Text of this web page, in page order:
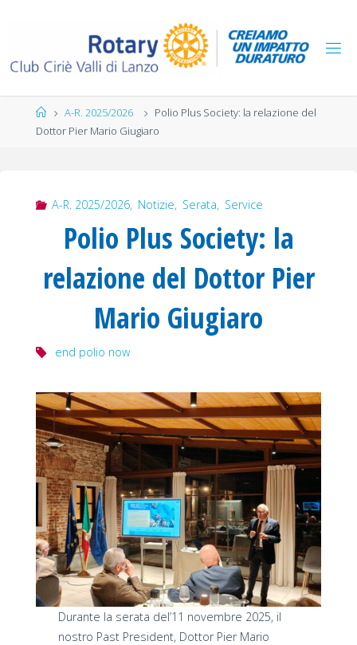
HomeA-R. 2025/2026
Polio Plus Society: la relazione del
Dottor Pier Mario Giugiaro
A-R. 2025/2026, Notizie, Serata, Service
Polio Plus Society: la
relazione del Dottor Pier
Mario Giugiaro
end polio now
Durante la serata del’11 novembre 2025, il
nostro Past President, Dottor Pier Mario